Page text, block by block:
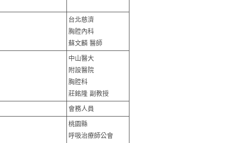
台北慈濟
胸腔內科
蘇文麟 醫師
中山醫大
附設醫院
胸腔科
莊銘隆 副教授
會務人員
桃園縣
呼吸治療師公會